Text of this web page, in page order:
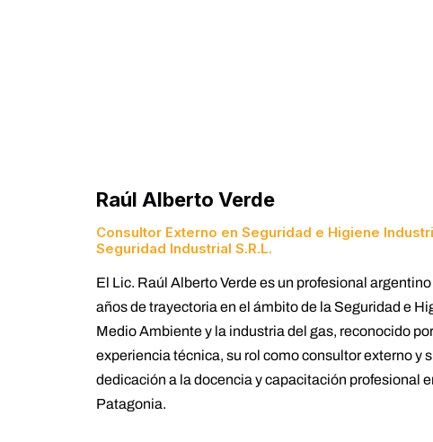
Raúl Alberto Verde
Consultor Externo en Seguridad e Higiene
Seguridad Industrial S.R.L.
El Lic. Raúl Alberto Verde es un profesional
años de trayectoria en el ámbito de la Seguridad e
Medio Ambiente y la industria del gas, reconocido
experiencia técnica, su rol como consultor externo y
dedicación a la docencia y capacitación profesional
Patagonia.